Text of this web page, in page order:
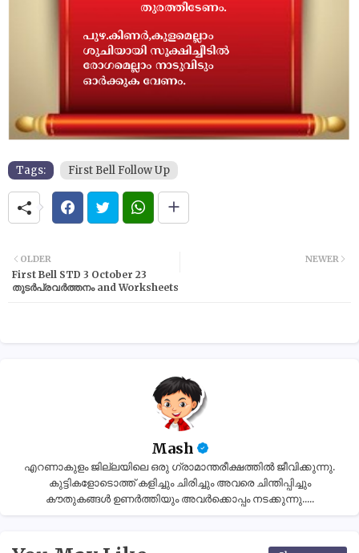
Tags: First Bell Follow Up
NEWER
OLDER
First Bell STD 3 October 23
തുടർപ്രവർത്തനം and Worksheets
Mash
എറണാകുളം ജില്ലയിലെ ഒരു ഗ്രാമാന്തരീക്ഷത്തിൽ ജീവിക്കുന്നു.
കുട്ടികളോടൊത്ത് കളിച്ചും ചിരിച്ചും അവരെ ചിന്തിപ്പിച്ചും
കൗതുകങ്ങൾ ഉണർത്തിയും അവർക്കൊപ്പം നടക്കുന്നു.....